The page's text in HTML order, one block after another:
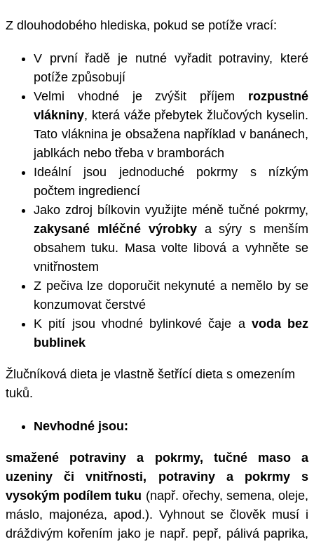
Z dlouhodobého hlediska, pokud se potíže vrací:
V první řadě je nutné vyřadit potraviny, které
potíže způsobují
Velmi vhodné je zvýšit příjem rozpustné
vlákniny, která váže přebytek žlučových kyselin.
Tato vláknina je obsažena například v banánech,
jablkách nebo třeba v bramborách
Ideální jsou jednoduché pokrmy s nízkým
počtem ingrediencí
Jako zdroj bílkovin využijte méně tučné pokrmy,
zakysané mléčné výrobkya sýry s menším
obsahem tuku. Masa volte libová a vyhněte se
vnitřnostem
Z pečiva lze doporučit nekynuté a nemělo by se
konzumovat čerstvé
K pití jsou vhodné bylinkové čaje a voda bez
bublinek
Žlučníková dieta je vlastně šetřící dieta s omezením
tuků.
Nevhodné jsou:
smažené potraviny a pokrmy, tučné maso a
uzeniny či vnitřnosti, potraviny a pokrmy s
vysokým podílem tuku (např. ořechy, semena, oleje,
máslo, majonéza, apod.). Vyhnout se člověk musí i
dráždivým kořením jako je např. pepř, pálivá paprika,